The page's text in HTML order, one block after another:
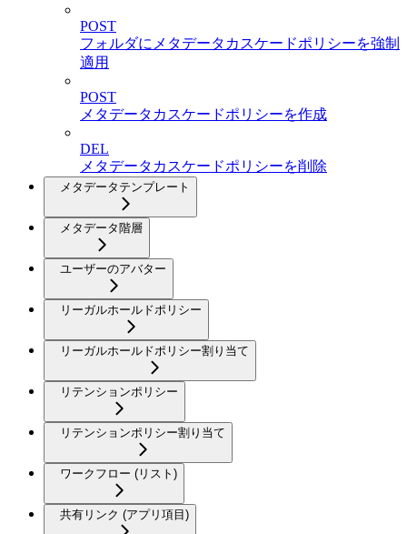
POST
フォルダにメタデータカスケードポリシーを強制
適用
POST
メタデータカスケードポリシーを作成
DEL
メタデータカスケードポリシーを削除
メタデータテンプレート
メタデータ階層
ユーザーのアバター
リーガルホールドポリシー
リーガルホールドポリシー割り当て
リテンションポリシー
リテンションポリシー割り当て
ワークフロー (リスト)
共有リンク (アプリ項目)